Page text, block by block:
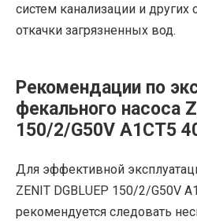
систем канализации и
откачки загрязненных вод.
Рекомендации по
фекального насоса
150/2/G50V A1CT5
Для эффективной
ZENIT DGBLUEP 150/2/G50V
рекомендуется следовать